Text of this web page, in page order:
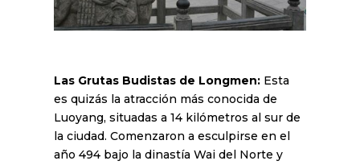
Las Grutas Budistas de Longmen: Esta
es quizás la atracción más conocida de
Luoyang, situadas a 14 kilómetros al sur de
la ciudad. Comenzaron a esculpirse en el
año 494 bajo la dinastía Wai del Norte y